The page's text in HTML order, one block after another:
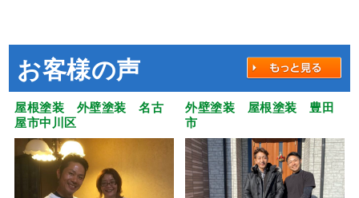
お客様の声
屋根塗装 外壁塗装 名古
屋市中川区
外壁塗装 屋根塗装 豊田
市